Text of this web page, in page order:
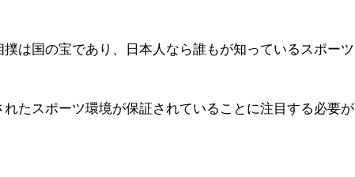
は国の宝であり、日本人なら誰もが知っているスポーツ
たスポーツ環境が保証されていることに注目する必要が